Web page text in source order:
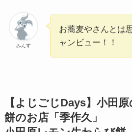
みんす
お蕎麦やさんとは
ャンビュー！！
【 よじごじDays】 小田
餅のお店「季作久」